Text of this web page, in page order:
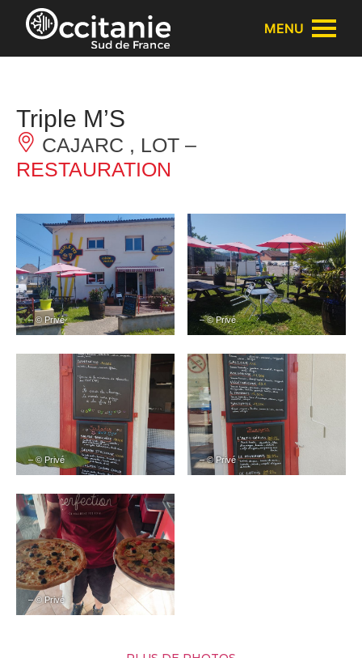
Panneau de gestion des cookies
MENU
Triple M’S
CAJARC , LOT –
RESTAURATION
– © Privé – © Privé
– © Privé – © Privé
– © Privé